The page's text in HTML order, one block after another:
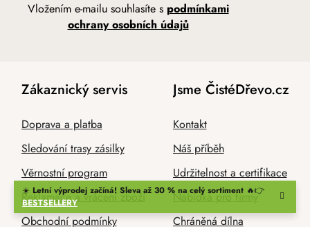
☀️ Letní výprodej začíná! Sleva až 30 % na celý sortiment 🔥👉
BESTSELLERY
Vložením e-mailu souhlasíte s podmínkami
ochrany osobních údajů
Zákaznický servis
Doprava a platba
Sledování trasy zásilky
Věrnostní program
Reklamace a vrácení zboží
Obchodní podmínky
Jsme ČistéDřevo.cz
Kontakt
Náš příběh
Udržitelnost a certifikace
Nabídka pro firmy
Chráněná dílna